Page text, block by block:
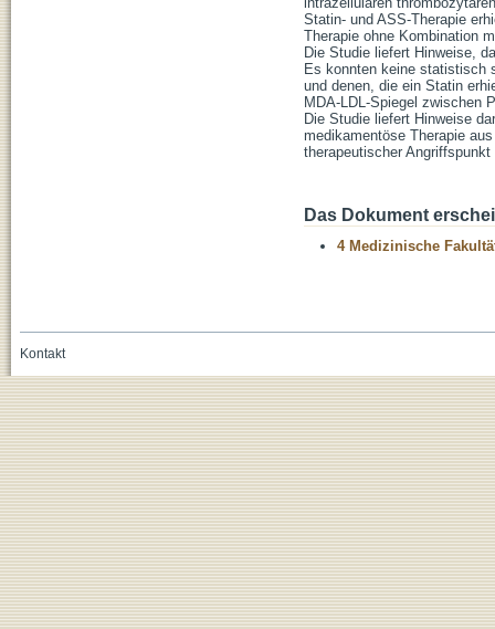
Statin- und ASS-Therapie
Therapie ohne Kombination
Die Studie liefert Hinweise,
Es konnten keine statistisch
und denen, die ein Statin
MDA-LDL-Spiegel zwischen
Die Studie liefert Hinweise
medikamentöse Therapie
therapeutischer
Das Dokument
4 Medizinische
Kontakt